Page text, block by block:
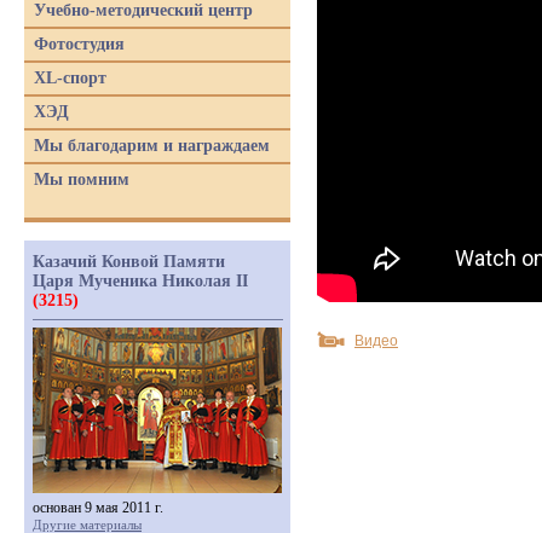
Видео
Учебно-методический центр
Фотостудия
XL-спорт
ХЭД
Мы благодарим и награждаем
Мы помним
Казачий Конвой Памяти
Царя Мученика Николая II
(3215)
основан 9 мая 2011 г.
Другие материалы